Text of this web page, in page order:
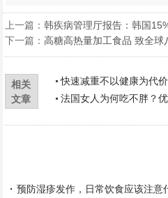
上一篇：韩疾病管理厅报告：韩国
下一篇：高糖高热量加工食品 致全球
相关
文章
快速减重不以健康为代
法国女人为何吃不胖？
预防湿疹发作，日常饮食应该注意